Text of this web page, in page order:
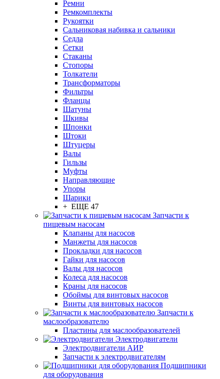
Ремни
Ремкомплекты
Рукоятки
Сальниковая набивка и сальники
Седла
Сетки
Стаканы
Стопоры
Толкатели
Трансформаторы
Фильтры
Фланцы
Шатуны
Шкивы
Шпонки
Штоки
Штуцеры
Валы
Гильзы
Муфты
Направляющие
Упоры
Шарики
+ ЕЩЕ 47
Запчасти к
пищевым насосам
Клапаны для насосов
Манжеты для насосов
Прокладки для насосов
Гайки для насосов
Валы для насосов
Колеса для насосов
Краны для насосов
Обоймы для винтовых насосов
Винты для винтовых насосов
Запчасти к
маслообразователю
Пластины для маслообразователей
Электродвигатели
Электродвигатели АИР
Запчасти к электродвигателям
Подшипники
для оборудования